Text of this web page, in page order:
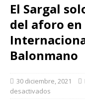
El Sargal
del aforo
Balonmano
30 diciembre, 2021
desactivados